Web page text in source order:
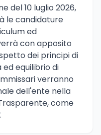
del 10 luglio 2026,
le candidature
ed
con apposito
dei principi di
equilibrio di
verranno
dell'ente nella
come
.